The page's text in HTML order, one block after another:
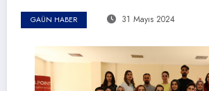
GAÜN HABER 31 Mayıs 2024